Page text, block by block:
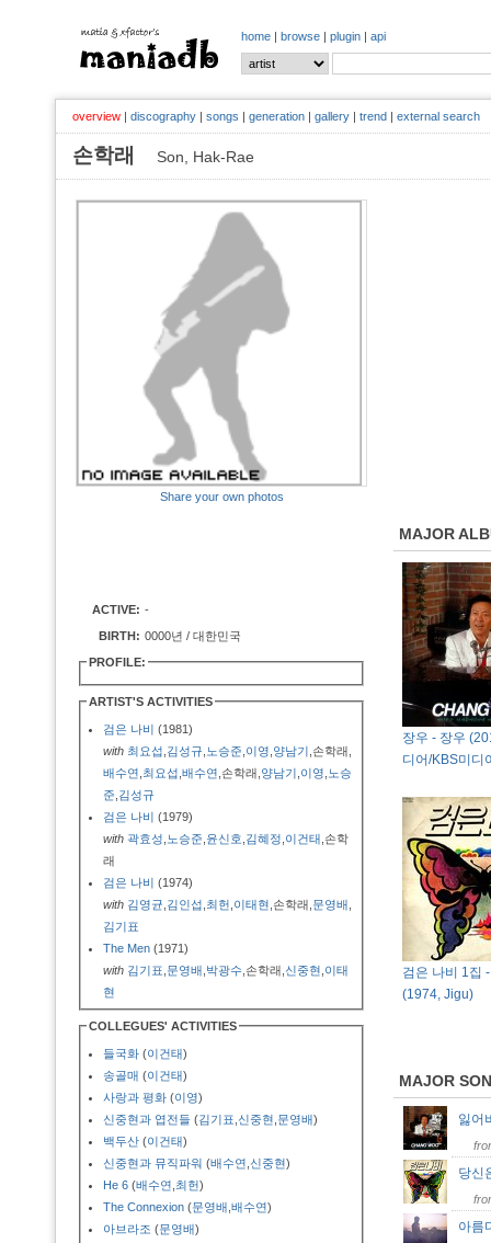
home | browse | plugin | api
overview | discography | songs | generation | gallery | trend | external search
손학래 Son, Hak-Rae
Share your own photos
ACTIVE: -
BIRTH: 0000년 / 대한민국
PROFILE:
ARTIST'S ACTIVITIES
검은 나비 (1981)
with 최요섭 김성규 노승준 이영 양남기 ,손학래,
배수연 최요섭 배수연 ,손학래, 양남기 이영 노승
준 김성규
검은 나비 (1979)
with 곽효성 노승준 윤신호 김혜정 이건태 ,손학
래
검은 나비 (1974)
with 김영균 김인섭 최헌 이태현 ,손학래, 문영배
김기표
The Men (1971)
with 김기표 문영배 박광수 ,손학래, 신중현 이태
현
COLLEGUES' ACTIVITIES
들국화 (이건태)
송골매 (이건태)
사랑과 평화 (이영)
신중현과 엽전들 (김기표 신중현 문영배)
백두산 (이건태)
신중현과 뮤직파워 (배수연 신중현)
He 6 (배수연 최헌)
The Connexion (문영배 배수연)
아브라조 (문영배)
MAJOR
장우 - 장우
디어/KBS미디
검은 나비 1집
(1974, Jigu)
MAJOR
잃어
당
아름